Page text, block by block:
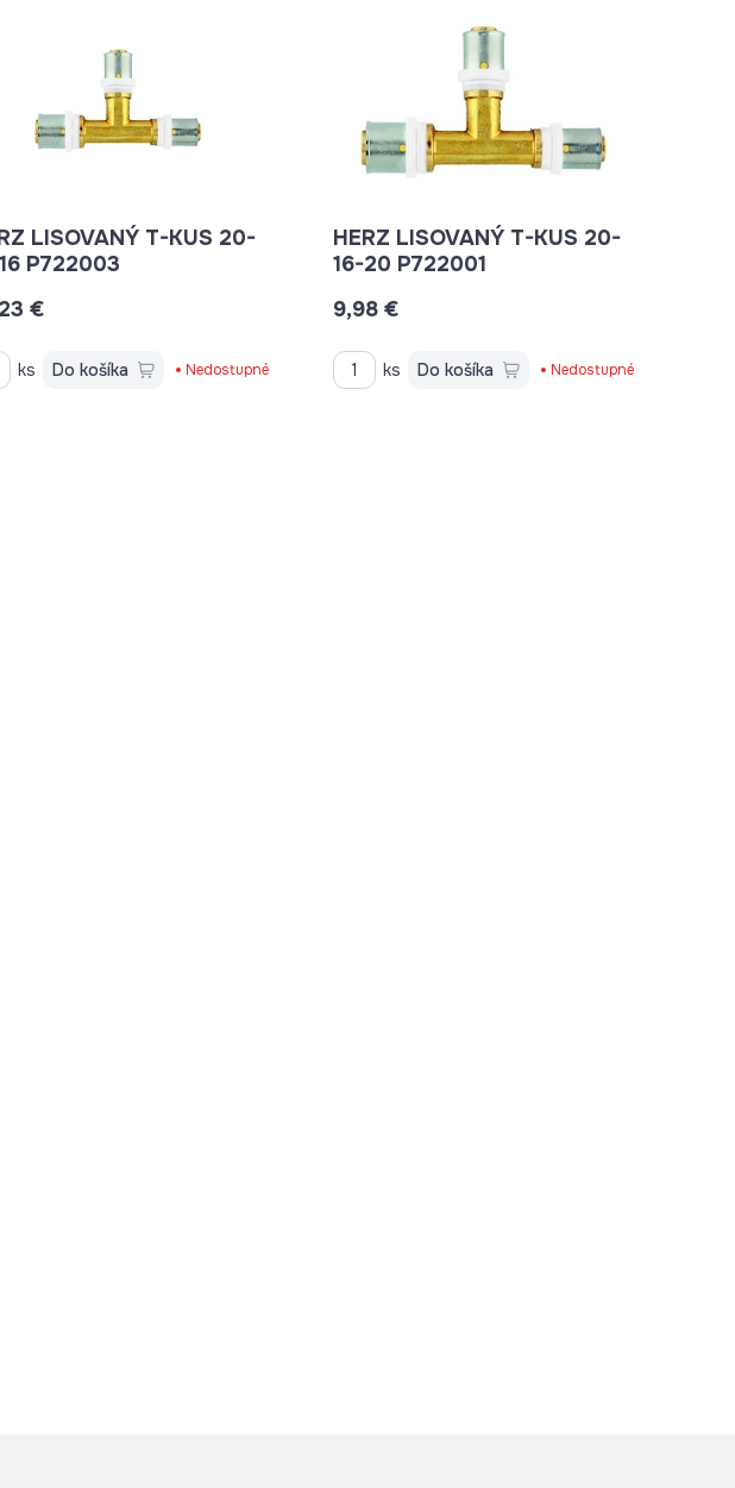
LISOVANÝ T-KUS 20-
16-16 P722003
€
ks Do košíka Nedostupné
HERZ LISOVANÝ T-KUS 20-
16-20 P722001
9,98 €
ks Do košíka Nedostupné